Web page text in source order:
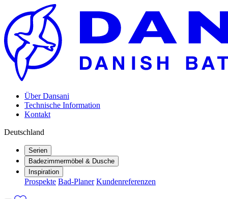
Über Dansani
Technische Information
Kontakt
Deutschland
Serien
Badezimmermöbel & Dusche
Inspiration
Prospekte Bad-Planer Kundenreferenzen